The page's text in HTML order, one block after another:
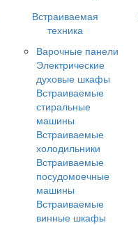
Встраиваемая
техника
Варочные панели
Электрические
духовые шкафы
Встраиваемые
стиральные
машины
Встраиваемые
холодильники
Встраиваемые
посудомоечные
машины
Встраиваемые
винные шкафы